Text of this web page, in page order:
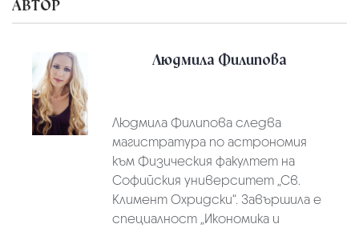
АВТОР
Людмила Филипова
Людмила Филипова следва
магистратура по астрономия
към Физическия факултет на
Софийския университет „Св.
Климент Охридски“. Завършила е
специалност „Икономика и